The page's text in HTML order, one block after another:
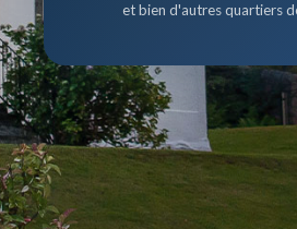
et bien d'autres quartiers